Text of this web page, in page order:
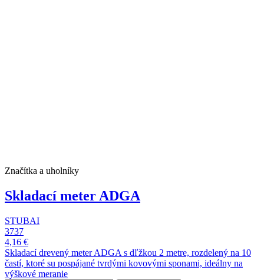
Značítka a uholníky
Skladací meter ADGA
STUBAI
3737
4,16 €
Skladací drevený meter ADGA s dľžkou 2 metre, rozdelený na 10
častí, ktoré su pospájané tvrdými kovovými sponami, ideálny na
výškové meranie